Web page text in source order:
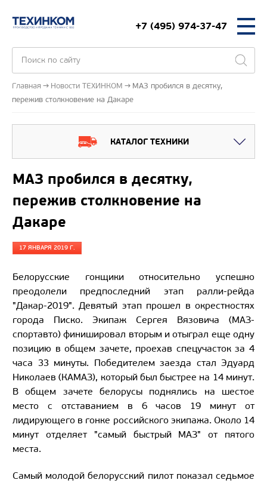
+7 (495) 974-37-47
Главная Новости ТЕХИНКОМ
МАЗ пробился в десятку,
пережив столкновение на Дакаре
КАТАЛОГ ТЕХНИКИ
МАЗ пробился в десятку,
пережив столкновение на
Дакаре
17 ЯНВАРЯ 2019 Г.
Белорусские гонщики относительно успешно
преодолели предпоследний этап ралли-рейда
"Дакар-2019". Девятый этап прошел в окрестностях
города Писко. Экипаж Сергея Вязовича (МАЗ-
спортавто) финишировал вторым и отыграл еще одну
позицию в общем зачете, проехав спецучасток за 4
часа 33 минуты. Победителем заезда стал Эдуард
Николаев (КАМАЗ), который был быстрее на 14 минут.
В общем зачете белорусы поднялись на шестое
место с отставанием в 6 часов 19 минут от
лидирующего в гонке российского экипажа. Около 14
минут отделяет "самый быстрый МАЗ" от пятого
места.
Самый молодой белорусский пилот показал седьмое